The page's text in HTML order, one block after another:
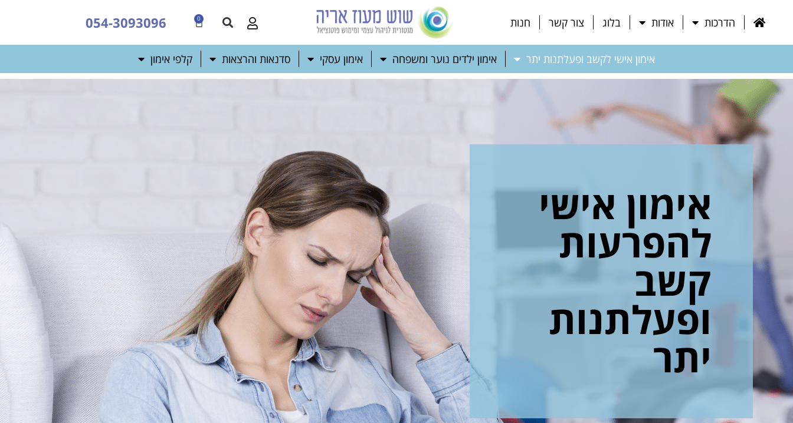
הדרכות אודות בלוג צור קשר חנות 0
054-3093096
אימון אישי לקשב ופעלתנות יתר אימון ילדים נוער ומשפחה אימון עסקי סדנאות והרצאות קלפי אימון
אימון אישי
להפרעות
קשב
ופעלתנות
יתר